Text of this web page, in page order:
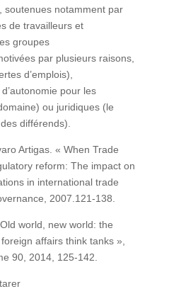
soutenues notamment par
de travailleurs et
groupes
par plusieurs raisons,
d’emplois),
pour les
ou juridiques (le
différends).
Artigas. « When Trade
reform: The impact on
in international trade
2007.121-138.
world, new world: the
affairs think tanks »,
90, 2014, 125-142.